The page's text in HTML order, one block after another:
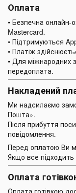
Оплата
• Безпечна онлайн-
Mastercard.
• Підтримуються
• Платіж
• Для міжнародних
передоплата.
Накладений
Ми надсилаємо
Пошта».
Після прибуття
повідомлення.
Перед оплатою Ви
Якщо все підходить
Оплата
Оплата готівкою